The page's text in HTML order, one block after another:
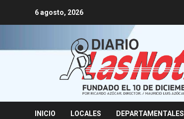
6 agosto, 2026
INICIO LOCALES DEPARTAMENTALES